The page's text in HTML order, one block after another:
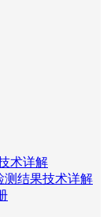
术详解
测结果技术详解